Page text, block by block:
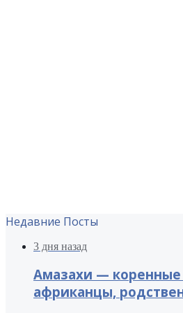
Недавние Посты
3 дня назад
Амазахи —
африканцы,